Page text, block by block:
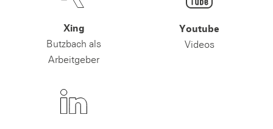
Xing
Butzbach als
Arbeitgeber
Youtube
Videos